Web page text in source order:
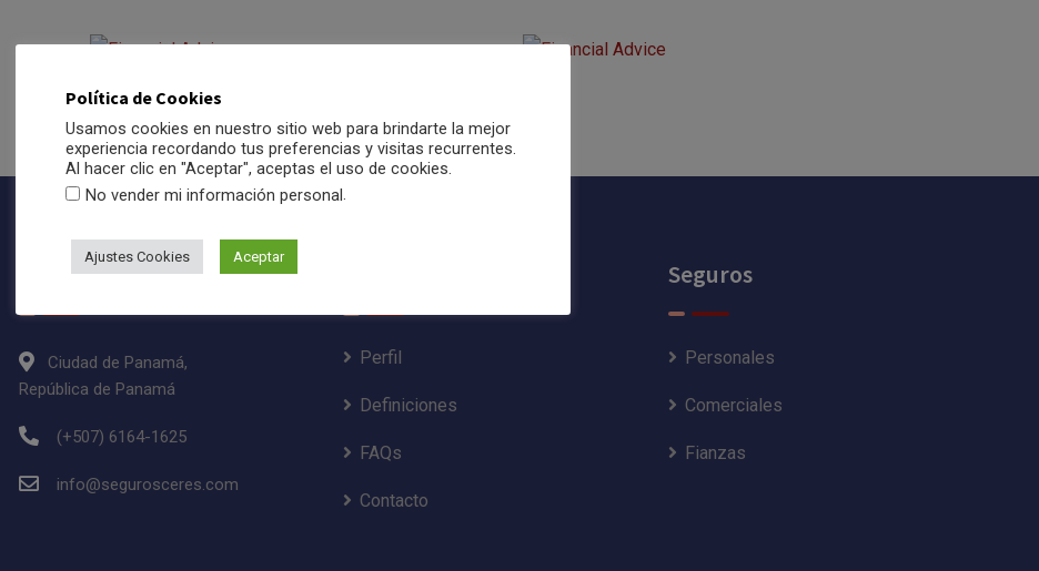
Datos Contacto
Ciudad de Panamá,
República de Panamá
(+507) 6164-1625
info@segurosceres.com
Perfil
Definiciones
FAQs
Contacto
Seguros
Personales
Comerciales
Fianzas
Política de Cookies
Usamos cookies en nuestro sitio web para brindarte la mejor
experiencia recordando tus preferencias y visitas recurrentes.
Al hacer clic en "Aceptar", aceptas el uso de cookies.
No vender mi información personal.
Ajustes Cookies Aceptar